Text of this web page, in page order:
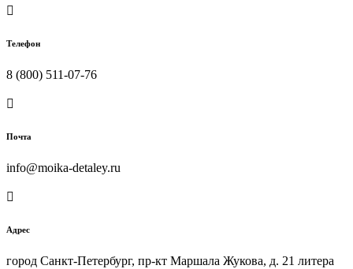

Телефон
8 (800) 511-07-76

Почта
info@moika-detaley.ru

Адрес
город Санкт-Петербург, пр-кт Маршала Жукова, д. 21 литера